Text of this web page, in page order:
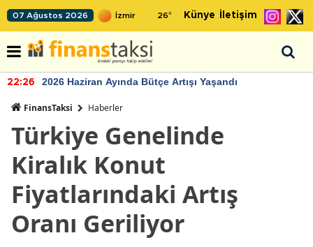
07 Ağustos 2026 26° Künye İletişim
22:26 2026 Haziran Ayında Bütçe Artışı Yaşandı
FinansTaksi Haberler
Türkiye Genelinde
Kiralık Konut
Fiyatlarındaki Artış
Oranı Geriliyor